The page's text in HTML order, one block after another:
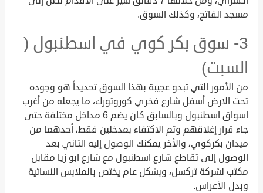
مسجد الفاتح، وكذلك السوق.
3- سوق بكر كوي في اسطنبول (
السبت)
من الأمور التي تبدو عجيبة بهذا السوق تحديداً هو وجوده
تحت الارض أسفل شارع فخري كوروتورك، ما يجعله من أغرب
اسواق اسطنبول وبالسابق كان يضم 6 مداخل مختلفة حتى
جاء قرار إغلاقهم وتم الاكتفاء بمدخلين فقط، أحدهما من
ميدان بكركوي، والأخر يمكنك الوصول إليه الثاني بعد
الوصول إلى تقاطع شارع اسطنبول مع شارع ابو زيا مقابل
مكتب لشركة تركسل، وبشكل عام يختص بالملابس النسائية
وبدل الأعراس.